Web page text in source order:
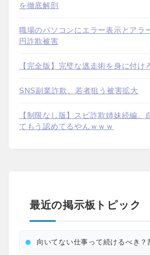
を徹底解剖
職場のパソコンにエラー表示とア
円詐欺被害
【完全版】完璧な逃走術を身に付け
SNS副業詐欺、若者狙う被害拡大
【制限なし版】スピ詐欺姉妹続編。
てもう認めてるやんｗｗｗ
最近の掲示板トピック
向いてない仕事って続けるべき？